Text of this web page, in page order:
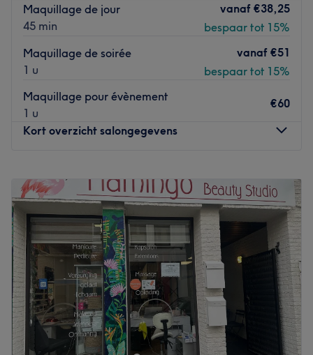
Maquillage de jour
45 min
vanaf €38,25
bespaar tot 15%
Maquillage de soirée
1 u
vanaf €51
bespaar tot 15%
Maquillage pour évènement
1 u
€60
Kort overzicht salongegevens
Dinsdag
09:30 – 18:00
Woensdag
09:30–18:00
Donderdag
09:30–18:00
Vrijdag
09:30
Zaterdag
09:30 – 18:00
Zondag
Situé à Bruxelles, Evelyne Nailsest un bar à ongles à
l'ambiance conviviale et décontractée. Evelyne ,
professionnelle ongulaire et passionnée, vous accueille